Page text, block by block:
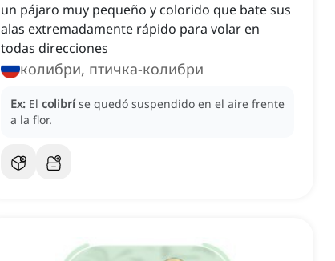
un pájaro muy pequeño y colorido que bate sus
alas extremadamente rápido para volar en
todas direcciones
колибри, птичка-колибри
Ex: El colibrí se quedó suspendido en el aire frente
a la flor.